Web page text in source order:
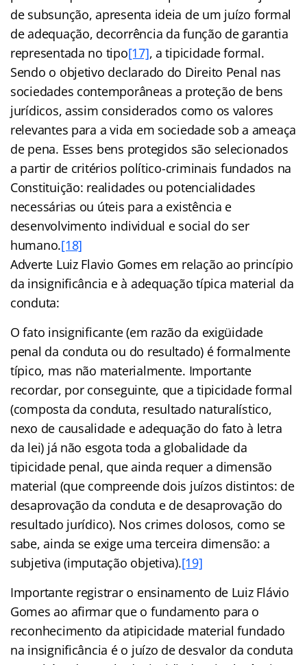
de subsunção, apresenta ideia de um juízo formal
de adequação, decorrência da função de garantia
representada no tipo[17], a tipicidade formal.
Sendo o objetivo declarado do Direito Penal nas
sociedades contemporâneas a proteção de bens
jurídicos, assim considerados como os valores
relevantes para a vida em sociedade sob a ameaça
de pena. Esses bens protegidos são selecionados
a partir de critérios político-criminais fundados na
Constituição: realidades ou potencialidades
necessárias ou úteis para a existência e
desenvolvimento individual e social do ser
humano.[18]
Adverte Luiz Flavio Gomes em relação ao princípio
da insignificância e à adequação típica material da
conduta:
O fato insignificante (em razão da exigüidade
penal da conduta ou do resultado) é formalmente
típico, mas não materialmente. Importante
recordar, por conseguinte, que a tipicidade formal
(composta da conduta, resultado naturalístico,
nexo de causalidade e adequação do fato à letra
da lei) já não esgota toda a globalidade da
tipicidade penal, que ainda requer a dimensão
material (que compreende dois juízos distintos: de
desaprovação da conduta e de desaprovação do
resultado jurídico). Nos crimes dolosos, como se
sabe, ainda se exige uma terceira dimensão: a
subjetiva (imputação objetiva).[19]
Importante registrar o ensinamento de Luiz Flávio
Gomes ao afirmar que o fundamento para o
reconhecimento da atipicidade material fundado
na insignificância é o juízo de desvalor da conduta